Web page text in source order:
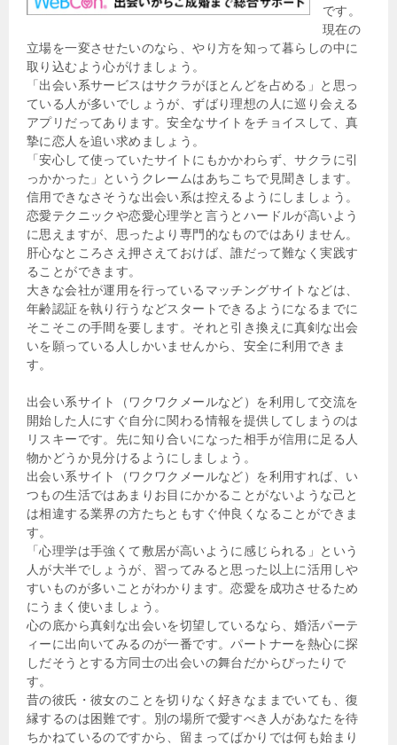
です。
現在の
立場を一変させたいのなら、やり方を知って暮らしの中に
取り込むよう心がけましょう。
「出会い系サービスはサクラがほとんどを占める」と思っ
ている人が多いでしょうが、ずばり理想の人に巡り会える
アプリだってあります。安全なサイトをチョイスして、真
摯に恋人を追い求めましょう。
「安心して使っていたサイトにもかかわらず、サクラに引
っかかった」というクレームはあちこちで見聞きします。
信用できなさそうな出会い系は控えるようにしましょう。
恋愛テクニックや恋愛心理学と言うとハードルが高いよう
に思えますが、思ったより専門的なものではありません。
肝心なところさえ押さえておけば、誰だって難なく実践す
ることができます。
大きな会社が運用を行っているマッチングサイトなどは、
年齢認証を執り行うなどスタートできるようになるまでに
そこそこの手間を要します。それと引き換えに真剣な出会
いを願っている人しかいませんから、安全に利用できま
す。
出会い系サイト（ワクワクメールなど）を利用して交流を
開始した人にすぐ自分に関わる情報を提供してしまうのは
リスキーです。先に知り合いになった相手が信用に足る人
物かどうか見分けるようにしましょう。
出会い系サイト（ワクワクメールなど）を利用すれば、い
つもの生活ではあまりお目にかかることがないような己と
は相違する業界の方たちともすぐ仲良くなることができま
す。
「心理学は手強くて敷居が高いように感じられる」という
人が大半でしょうが、習ってみると思った以上に活用しや
すいものが多いことがわかります。恋愛を成功させるため
にうまく使いましょう。
心の底から真剣な出会いを切望しているなら、婚活パーテ
ィーに出向いてみるのが一番です。パートナーを熱心に探
しだそうとする方同士の出会いの舞台だからぴったりで
す。
昔の彼氏・彼女のことを切りなく好きなままでいても、復
縁するのは困難です。別の場所で愛すべき人があなたを待
ちかねているのですから、留まってばかりでは何も始まり